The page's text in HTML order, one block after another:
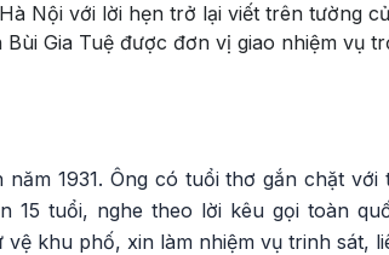
Nội với lời hẹn trở lại viết trên tường
Gia Tuệ được đơn vị giao nhiệm vụ
năm 1931. Ông có tuổi thơ gắn chặt
15 tuổi, nghe theo lời kêu gọi toàn
khu phố, xin làm nhiệm vụ trinh sát,